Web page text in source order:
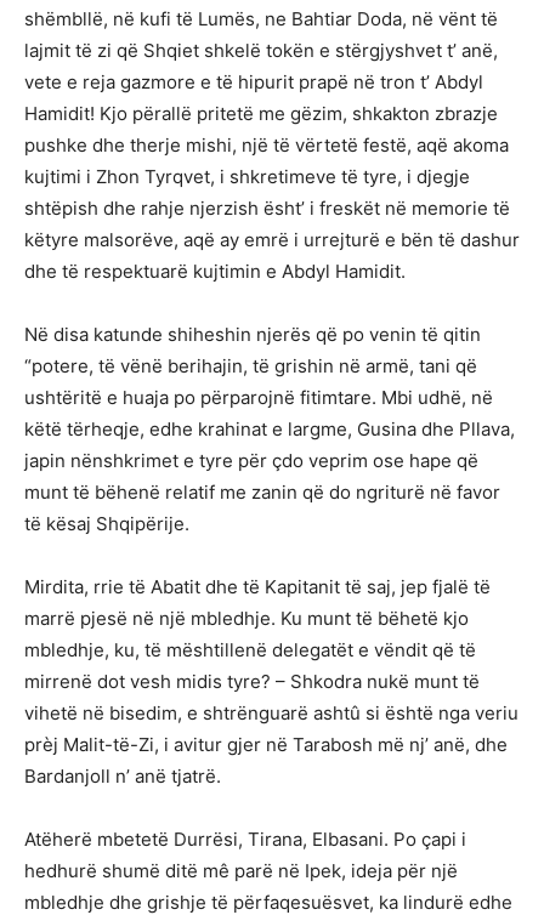
shëmbllë, në kufi të Lumës, ne Bahtiar Doda, në vënt të
lajmit të zi që Shqiet shkelë tokën e stërgjyshvet t’ anë,
vete e reja gazmore e të hipurit prapë në tron t’ Abdyl
Hamidit! Kjo përallë pritetë me gëzim, shkakton zbrazje
pushke dhe therje mishi, një të vërtetë festë, aqë akoma
kujtimi i Zhon Tyrqvet, i shkretimeve të tyre, i djegje
shtëpish dhe rahje njerzish ësht’ i freskët në memorie të
këtyre malsorëve, aqë ay emrë i urrejturë e bën të dashur
dhe të respektuarë kujtimin e Abdyl Hamidit.
Në disa katunde shiheshin njerës që po venin të qitin
“potere, të vënë berihajin, të grishin në armë, tani që
ushtëritë e huaja po përparojnë fitimtare. Mbi udhë, në
këtë tërheqje, edhe krahinat e largme, Gusina dhe Pllava,
japin nënshkrimet e tyre për çdo veprim ose hape që
munt të bëhenë relatif me zanin që do ngriturë në favor
të kësaj Shqipërije.
Mirdita, rrie të Abatit dhe të Kapitanit të saj, jep fjalë të
marrë pjesë në një mbledhje. Ku munt të bëhetë kjo
mbledhje, ku, të mështillenë delegatët e vëndit që të
mirrenë dot vesh midis tyre? – Shkodra nukë munt të
vihetë në bisedim, e shtrënguarë ashtû si është nga veriu
prèj Malit-të-Zi, i avitur gjer në Tarabosh më nj’ anë, dhe
Bardanjoll n’ anë tjatrë.
Atëherë mbetetë Durrësi, Tirana, Elbasani. Po çapi i
hedhurë shumë ditë mê parë në Ipek, ideja për një
mbledhje dhe grishje të përfaqesuësvet, ka lindurë edhe